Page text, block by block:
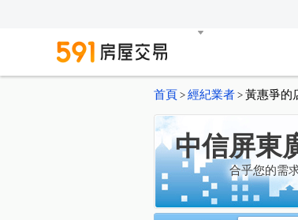
首頁 > 經紀業者 > 黃惠爭的
中信屏東
合乎您的需